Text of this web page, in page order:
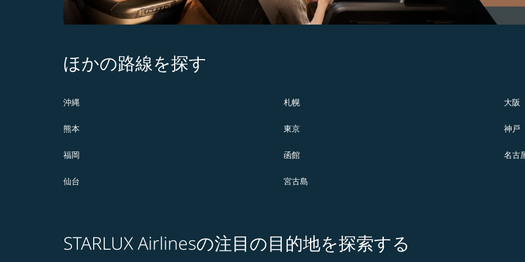
ほかの路線を探す
沖縄 札幌 大阪
熊本 東京 神戸
福岡 函館 名古
仙台 宮古島
STARLUX Airlinesの注目の目的地を探索する